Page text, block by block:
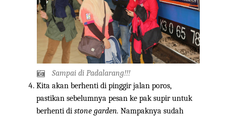
Sampai di Padalarang!!!
Kita akan berhenti di pinggir jalan poros,
pastikan sebelumnya pesan ke pak supir untuk
berhenti distone garden. Nampaknya sudah